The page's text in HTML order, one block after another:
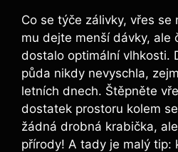
Co se týče zálivky, vřes se
mu dejte menší dávky, ale
dostalo optimální vlhkosti.
půda nikdy nevyschla,
letních dnech. Štěpněte
dostatek prostoru kolem
žádná drobná krabička,
přírody! A tady je malý tip: